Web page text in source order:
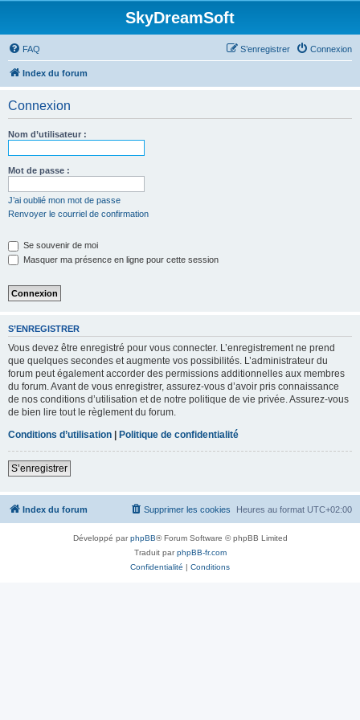
SkyDreamSoft
FAQ Connexion
S’enregistrer
Index du forum
Connexion
Nom d’utilisateur :
Mot de passe :
J’ai oublié mon mot de passe
Renvoyer le courriel de confirmation
Se souvenir de moi
Masquer ma présence en ligne pour cette session
S’ENREGISTRER
Vous devez être enregistré pour vous connecter. L’enregistrement ne prend
que quelques secondes et augmente vos possibilités. L’administrateur du
forum peut également accorder des permissions additionnelles aux membres
du forum. Avant de vous enregistrer, assurez-vous d’avoir pris connaissance
de nos conditions d’utilisation et de notre politique de vie privée. Assurez-vous
de bien lire tout le règlement du forum.
Conditions d’utilisation | Politique de confidentialité
S’enregistrer
Index du forum Heures au format UTC+02:00
Supprimer les cookies
Développé parphpBB® Forum Software © phpBB Limited
Traduit parphpBB-fr.com
Confidentialité | Conditions